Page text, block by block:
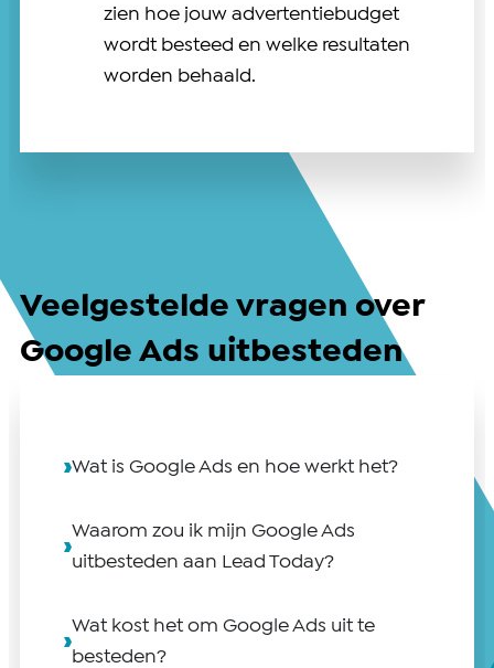
zien hoe jouw advertentiebudget
wordt besteed en welke resultaten
worden behaald.
Veelgestelde vragen over
Google Ads uitbesteden
Wat is Google Ads en hoe werkt het?
Waarom zou ik mijn Google Ads
uitbesteden aan Lead Today?
Wat kost het om Google Ads uit te
besteden?